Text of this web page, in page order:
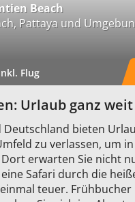
Beach
Pattaya und
Flug
Urlaub ganz
Deutschland bieten
zu verlassen, um
erwarten Sie nicht
Safari durch die
teuer.